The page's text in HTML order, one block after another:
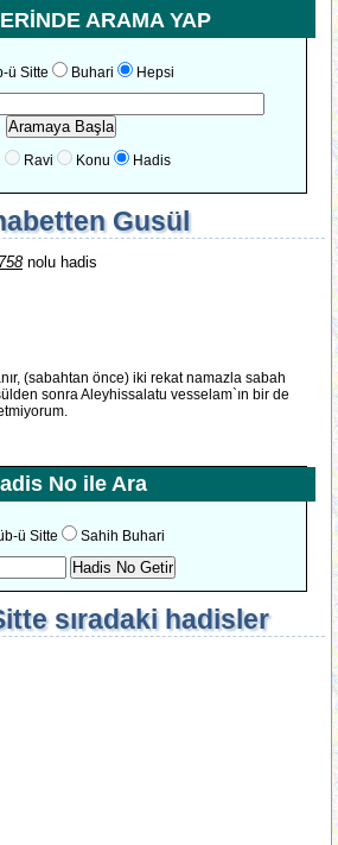
ARAMA YAP
ü Sitte Buhari Hepsi
Ravi Konu Hadis
Gusül
nolu hadis
(sabahtan önce) iki rekat namazla sabah
sonra Aleyhissalatu vesselam`ın bir de
No ile Ara
ü Sitte Sahih Buhari
sıradaki hadisler